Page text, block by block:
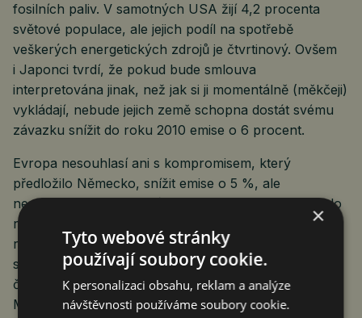
fosilních paliv. V samotných USA žijí 4,2 procenta
světové populace, ale jejich podíl na spotřebě
veškerých energetických zdrojů je čtvrtinový. Ovšem
i Japonci tvrdí, že pokud bude smlouva
interpretována jinak, než jak si ji momentálně (měkčeji)
vykládají, nebude jejich země schopna dostát svému
závazku snížit do roku 2010 emise o 6 procent.
Evropa nesouhlasí ani s kompromisem, který
předložilo Německo, snížit emise o 5 %, ale
nespecifikovat přitom původní časový termín, tedy do
roku 2010. EU se staví i proti očekáváné pomoci
rozvojovým zemím: „Zalesňování třetího světa se
stane quasiformou plnění jejich závazku na zlepšení
čistoty ovzduší,“ uvedl například nizozemský ekolog
Mark Coenen. Zástupci rozvojových zemí se ale
×
Tyto webové stránky
používají soubory cookie.
K personalizaci obsahu, reklam a analýze
návštěvnosti používáme soubory cookie.